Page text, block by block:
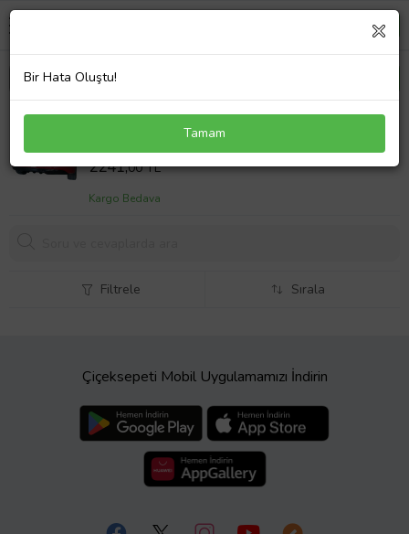
Hyundai İ30 (2011-2016) Arka Tampon Eki - Difüzör
Sepet Fiyatı
2241,00 TL
Kargo Bedava
Filtrele Sırala
Çiçeksepeti Mobil Uygulamamızı İndirin
Bir Hata Oluştu!
Tamam